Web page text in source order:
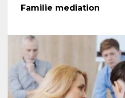
Familie mediation